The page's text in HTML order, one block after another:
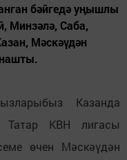
бәйгедә уңышлы
Минзәлә, Саба,
Мәскәүдән
Казанда
Татар КВН лигасы
өчен Мәскәүдән